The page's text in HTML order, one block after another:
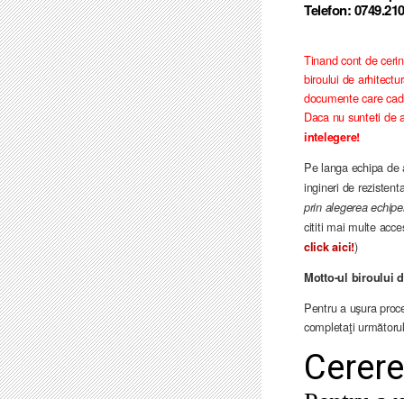
Telefon:
Tinand cont de
biroului de
documente care
Daca nu sunteti de
intelegere!
Pe langa echipa
ingineri de
prin alegerea
cititi mai multe
click aici!)
Motto-ul biroului
Pentru a uşura
completaţi